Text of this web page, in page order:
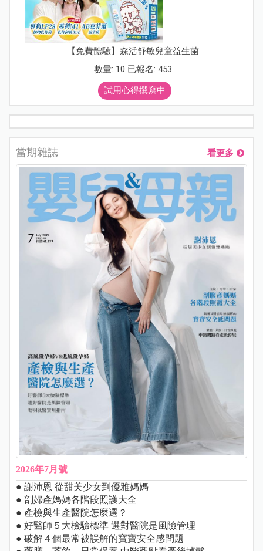
【免費體驗】森活舒敏兒童益生菌
數量: 10 已報名: 453
試用心得撰寫中
當期雜誌 看更多
2026年7月號
● 謝沛恩 從甜美少女到優雅媽媽
● 剖婦產媽媽各階段照護大全
● 產檢與生產醫院怎麼選？
● 好醫師５大檢驗標準 選對醫院是風險管理
● 破解４個最常被誤解的寶寶安全感問題